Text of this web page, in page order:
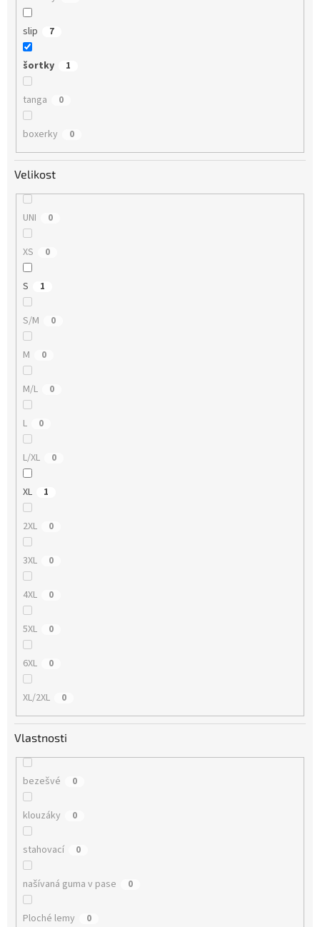
slip 7
šortky 1
tanga 0
boxerky 0
Velikost
UNI 0
XS 0
S 1
S/M 0
M 0
M/L 0
L 0
L/XL 0
XL 1
2XL 0
3XL 0
4XL 0
5XL 0
6XL 0
XL/2XL 0
Vlastnosti
bezešvé 0
klouzáky 0
stahovací 0
našívaná guma v pase 0
Ploché lemy 0